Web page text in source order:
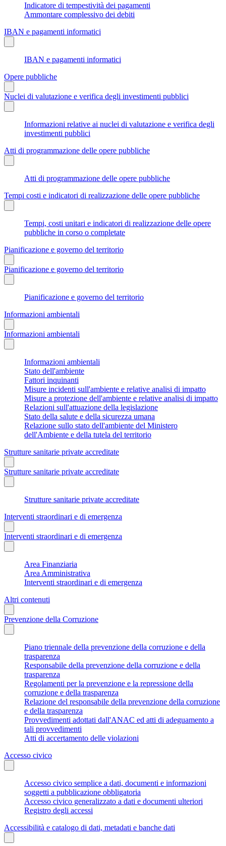
Indicatore di tempestività dei pagamenti
Ammontare complessivo dei debiti
IBAN e pagamenti informatici
IBAN e pagamenti informatici
Opere pubbliche
Nuclei di valutazione e verifica degli investimenti pubblici
Informazioni relative ai nuclei di valutazione e verifica degli
investimenti pubblici
Atti di programmazione delle opere pubbliche
Atti di programmazione delle opere pubbliche
Tempi costi e indicatori di realizzazione delle opere pubbliche
Tempi, costi unitari e indicatori di realizzazione delle opere
pubbliche in corso o completate
Pianificazione e governo del territorio
Pianificazione e governo del territorio
Pianificazione e governo del territorio
Informazioni ambientali
Informazioni ambientali
Informazioni ambientali
Stato dell'ambiente
Fattori inquinanti
Misure incidenti sull'ambiente e relative analisi di impatto
Misure a protezione dell'ambiente e relative analisi di impatto
Relazioni sull'attuazione della legislazione
Stato della salute e della sicurezza umana
Relazione sullo stato dell'ambiente del Ministero
dell'Ambiente e della tutela del territorio
Strutture sanitarie private accreditate
Strutture sanitarie private accreditate
Strutture sanitarie private accreditate
Interventi straordinari e di emergenza
Interventi straordinari e di emergenza
Area Finanziaria
Area Amministrativa
Interventi straordinari e di emergenza
Altri contenuti
Prevenzione della Corruzione
Piano triennale della prevenzione della corruzione e della
trasparenza
Responsabile della prevenzione della corruzione e della
trasparenza
Regolamenti per la prevenzione e la repressione della
corruzione e della trasparenza
Relazione del responsabile della prevenzione della corruzione
e della trasparenza
Provvedimenti adottati dall'ANAC ed atti di adeguamento a
tali provvedimenti
Atti di accertamento delle violazioni
Accesso civico
Accesso civico semplice a dati, documenti e informazioni
soggetti a pubblicazione obbligatoria
Accesso civico generalizzato a dati e documenti ulteriori
Registro degli accessi
Accessibilità e catalogo di dati, metadati e banche dati